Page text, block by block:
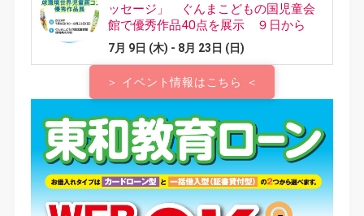
＞ イベント情報はこちら ＜